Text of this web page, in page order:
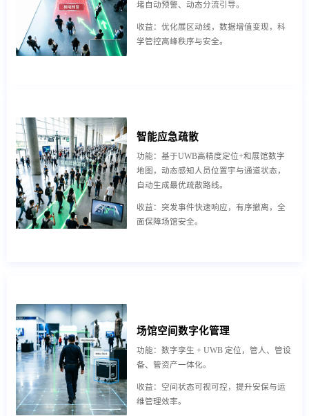
堵自动预警、动态分流引导。
收益：优化展区动线，数据增值变现，科
学管控高峰秩序与安全。
智能应急疏散
功能：基于UWB高精度定位+和展馆数字
地图，动态感知人员位置宇与通道状态，
自动生成最优疏散路线。
收益：突发事件快速响应，有序撤离，全
面保障场馆安全。
场馆空间数字化管理
功能：数字孪生 + UWB 定位，管人、管设
备、管资产一体化。
收益：空间状态可视可控，提升安保与运
维管理效率。